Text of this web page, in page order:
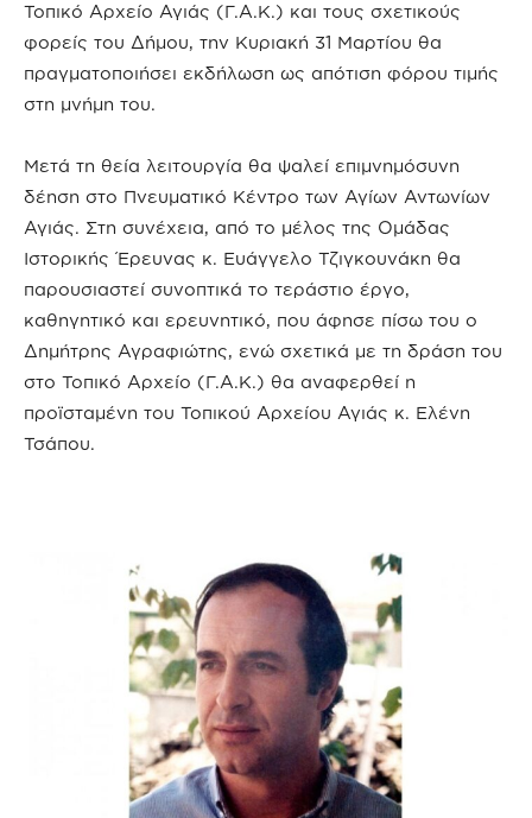
Τοπικό Αρχείο Αγιάς (Γ.Α.Κ.) και τους σχετικούς
φορείς του Δήμου, την Κυριακή 31 Μαρτίου θα
πραγματοποιήσει εκδήλωση ως απότιση φόρου τιμής
στη μνήμη του.
Μετά τη θεία λειτουργία θα ψαλεί επιμνημόσυνη
δέηση στο Πνευματικό Κέντρο των Αγίων Αντωνίων
Αγιάς. Στη συνέχεια, από το μέλος της Ομάδας
Ιστορικής Έρευνας κ. Ευάγγελο Τζιγκουνάκη θα
παρουσιαστεί συνοπτικά το τεράστιο έργο,
καθηγητικό και ερευνητικό, που άφησε πίσω του ο
Δημήτρης Αγραφιώτης, ενώ σχετικά με τη δράση του
στο Τοπικό Αρχείο (Γ.Α.Κ.) θα αναφερθεί η
προϊσταμένη του Τοπικού Αρχείου Αγιάς κ. Ελένη
Τσάπου.